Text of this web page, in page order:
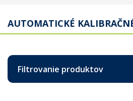
AUTOMATICKÉ
Filtrovanie produktov